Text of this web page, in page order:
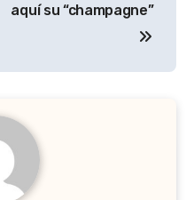
aquí su “champagne”